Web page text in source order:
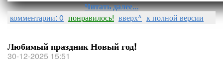
Читать далее...
комментарии: 0 понравилось! вверх^ к полной версии
Любимый праздник Новый год!
30-12-2025 15:51